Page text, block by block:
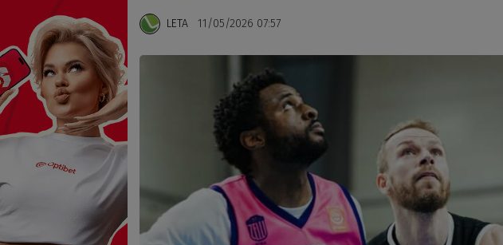
LETA 11/05/2026 07:57